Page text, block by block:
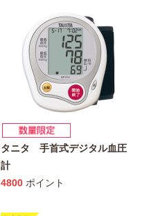
タニタ 手首式デジタル血圧
計
4800 ポイント